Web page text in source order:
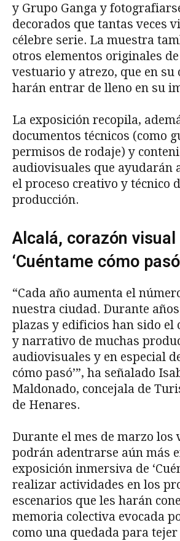
y Grupo Ganga y
decorados que tantas veces
célebre serie. La muestra
otros elementos originales
vestuario y atrezo, que en su
harán entrar de lleno en su
La exposición recopila,
documentos técnicos (como
permisos de rodaje) y
audiovisuales que ayudarán
el proceso creativo y técnico
producción.
Alcalá, corazón visual
‘Cuéntame cómo
“Cada año aumenta el
nuestra ciudad. Durante
plazas y edificios han sido el
y narrativo de muchas
audiovisuales y en especial
cómo pasó’”, ha señalado
Maldonado, concejala de
de Henares.
Durante el mes de marzo los
podrán adentrarse aún más
exposición inmersiva de
realizar actividades en los
escenarios que les harán
memoria colectiva evocada
como una quedada para